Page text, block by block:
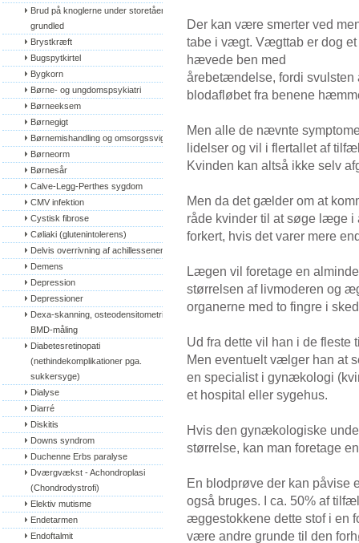
Brud på knoglerne under storetåens
grundled
Brystkræft
Bugspytkirtel
Bygkorn
Børne- og ungdomspsykiatri
Børneeksem
Børnegigt
Børnemishandling og omsorgssvigt
Børneorm
Børnesår
Calve-Legg-Perthes sygdom
CMV infektion
Cystisk fibrose
Cøliaki (glutenintolerens)
Delvis overrivning af achillessenen
Demens
Depression
Depressioner
Dexa-skanning, osteodensitometri,
BMD-måling
Diabetesretinopati
(nethindekomplikationer pga.
sukkersyge)
Dialyse
Diarré
Diskitis
Downs syndrom
Duchenne Erbs paralyse
Dværgvækst - Achondroplasi
(Chondrodystrofi)
Elektiv mutisme
Endetarmen
Endoftalmit
Der kan være smerter ved
tabe i vægt. Vægttab er dog et
hævede ben med
årebetændelse, fordi
blodafløbet fra benene
Men alle de nævnte
lidelser og vil i flertallet af
Kvinden kan altså ikke selv
Men da det gælder om at
råde kvinder til at søge læge
forkert, hvis det varer mere
Lægen vil foretage en
størrelsen af livmoderen og
organerne med to fingre i
Ud fra dette vil han i de
Men eventuelt vælger han at
en specialist i gynækologi
et hospital eller sygehus.
Hvis den gynækologiske
størrelse, kan man foretage
En blodprøve der kan påvise
også bruges. I ca. 50% af
æggestokkene dette stof i en
være andre grunde til den